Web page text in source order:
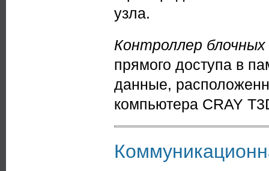
узла.
Контроллер блочных
прямого доступа в
данные,
компьютера CRAY